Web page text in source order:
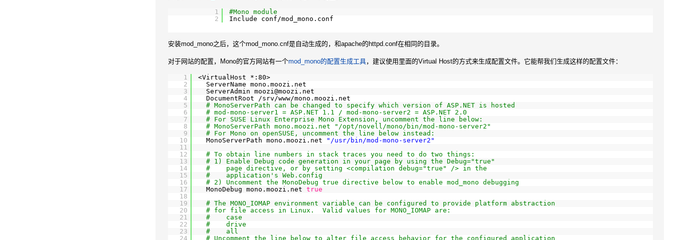
1
2
#Mono module
Include conf/mod_mono .conf
安装mod_mono之后，这个mod_mono.cnf是自动生成的，和apache的httpd.conf在相同的目录。
对于网站的配置，Mono的官方网站有一个mod_mono的配置生成工具，建议使用里面的Virtual Host的方式来生成配置文件。它能帮我们生成这样的配置文件：
1
2
3
4
5
6
7
8
9
10
11
12
13
14
15
16
17
18
19
20
21
22
23
24
<VirtualHost *:80>
ServerName mono.moozi.net
ServerAdmin moozi@moozi.net
DocumentRoot /srv/www/mono .moozi.net
# MonoServerPath can be changed to specify which version of ASP.NET is hosted
# mod-mono-server1 = ASP.NET 1.1 / mod-mono-server2 = ASP.NET 2.0
# For SUSE Linux Enterprise Mono Extension, uncomment the line below:
# MonoServerPath mono.moozi.net "/opt/novell/mono/bin/mod-mono-server2"
# For Mono on openSUSE, uncomment the line below instead:
MonoServerPath mono.moozi.net
"/usr/bin/mod-mono-server2"
# To obtain line numbers in stack traces you need to do two things:
# 1) Enable Debug code generation in your page by using the Debug="true"
#    page directive, or by setting <compilation debug="true" /> in the
#    application's Web.config
# 2) Uncomment the MonoDebug true directive below to enable mod_mono debugging
MonoDebug mono.moozi.net true
# The MONO_IOMAP environment variable can be configured to provide platform abstraction
# for file access in Linux.  Valid values for MONO_IOMAP are:
#    case
#    drive
#    all
# Uncomment the line below to alter file access behavior for the configured application